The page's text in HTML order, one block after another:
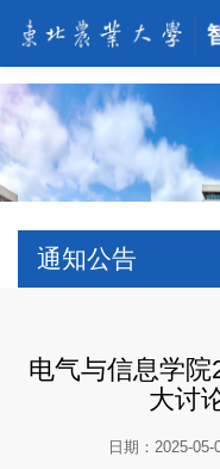
通知公告
电气与信息学
大讨
日期：2025-05-